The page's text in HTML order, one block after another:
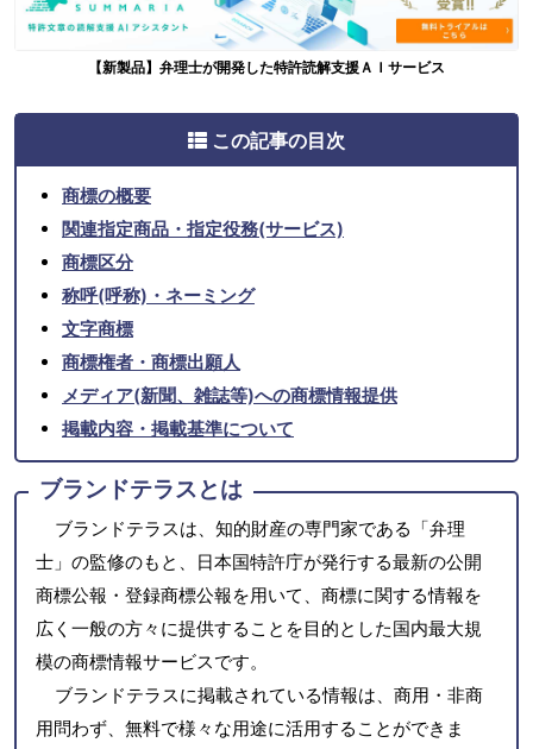
【新製品】弁理士が開発した特許読解支援ＡＩサービス
この記事の目次
商標の概要
関連指定商品・指定役務(サービス)
商標区分
称呼(呼称)・ネーミング
文字商標
商標権者・商標出願人
メディア(新聞、雑誌等)への商標情報提供
掲載内容・掲載基準について
ブランドテラスとは
ブランドテラスは、知的財産の専門家である「弁理
士」の監修のもと、日本国特許庁が発行する最新の公開
商標公報・登録商標公報を用いて、商標に関する情報を
広く一般の方々に提供することを目的とした国内最大規
模の商標情報サービスです。
ブランドテラスに掲載されている情報は、商用・非商
用問わず、無料で様々な用途に活用することができま